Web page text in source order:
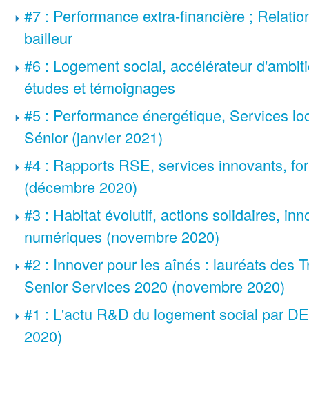
#7 : Performance extra-financière ;
bailleur
#6 : Logement social, accélérateur
études et témoignages
#5 : Performance énergétique, Services
Sénior (janvier 2021)
#4 : Rapports RSE, services innovants,
(décembre 2020)
#3 : Habitat évolutif, actions solidaires,
numériques (novembre 2020)
#2 : Innover pour les aînés : lauréats des
Senior Services 2020 (novembre 2020)
#1 : L'actu R&D du logement social par
2020)